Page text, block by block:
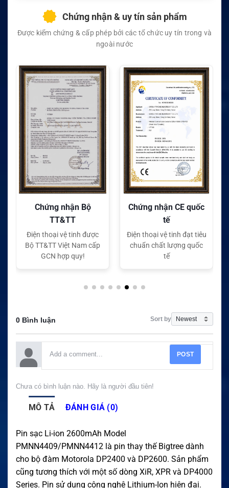
Chứng nhận & uy tín sản phẩm
Được kiểm chứng & cấp phép bởi các tổ chức uy tín trong và
ngoài nước
Chứng nhận Bộ
TT&TT
Điện thoại vệ tinh được
Bộ TT&TT Việt Nam cấp
GCN hợp quy!
Chứng nhận CE quốc
tế
Điện thoại vệ tinh đạt tiêu
chuẩn chất lượng quốc
tế
0 Bình luận Sort by
POST
Chưa có bình luận nào. Hãy là người đầu tiên!
MÔ TẢ ĐÁNH GIÁ (0)
Pin sạc Li-ion 2600mAh Model
PMNN4409/PMNN4412 là pin thay thế Bigtree dành
cho bộ đàm Motorola DP2400 và DP2600. Sản phẩm
cũng tương thích với một số dòng XiR, XPR và DP4000
Series. Pin sử dụng công nghệ Lithium-Ion hiện đại.